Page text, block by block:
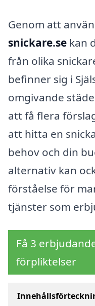
Genom att
snickare.se kan
från olika
befinner sig i
omgivande
att få flera
att hitta en
behov och din
alternativ kan
förståelse för
tjänster som
Få 3
förpliktelser